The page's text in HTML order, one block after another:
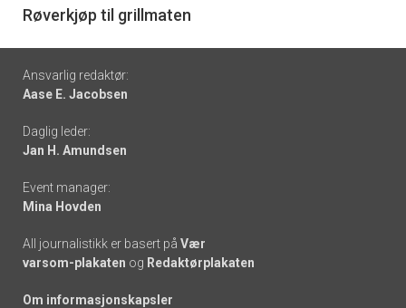
6
Røverkjøp til grillmaten
Footer
-
links
Ansvarlig redaktør:
Aase E. Jacobsen
Daglig leder:
Jan H. Amundsen
Event manager:
Mina Hovden
All journalistikk er basert på Vær
varsom-plakaten og Redaktørplakaten
Om informasjonskapsler